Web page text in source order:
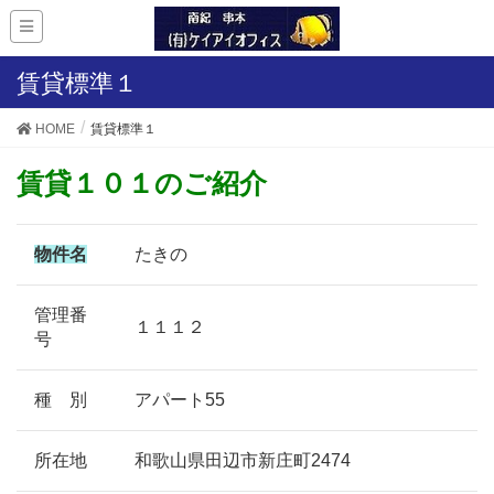
賃貸標準１
HOME 賃貸標準１
賃貸１０１のご紹介
物件名 たきの
管理番
号
１１１２
種 別 アパート55
所在地 和歌山県田辺市新庄町2474